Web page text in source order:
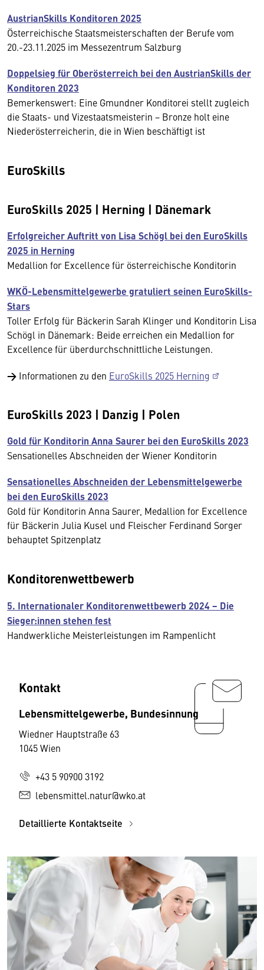
AustrianSkills Konditoren 2025
Österreichische Staatsmeisterschaften der Berufe vom
20.-23.11.2025 im Messezentrum Salzburg
Doppelsieg für Oberösterreich bei den AustrianSkills der
Konditoren 2023
Bemerkenswert: Eine Gmundner Konditorei stellt zugleich
die Staats- und Vizestaatsmeisterin − Bronze holt eine
Niederösterreicherin, die in Wien beschäftigt ist
EuroSkills
EuroSkills 2025 | Herning | Dänemark
Erfolgreicher Auftritt von Lisa Schögl bei den EuroSkills
2025 in Herning
Medallion for Excellence für österreichische Konditorin
WKÖ-Lebensmittelgewerbe gratuliert seinen EuroSkills-
Stars
Toller Erfolg für Bäckerin Sarah Klinger und Konditorin Lisa
Schögl in Dänemark: Beide erreichen ein Medallion for
Excellence für überdurchschnittliche Leistungen.
→ Informationen zu den EuroSkills 2025 Herning
EuroSkills 2023 | Danzig | Polen
Gold für Konditorin Anna Saurer bei den EuroSkills 2023
Sensationelles Abschneiden der Wiener Konditorin
Sensationelles Abschneiden der Lebensmittelgewerbe
bei den EuroSkills 2023
Gold für Konditorin Anna Saurer, Medallion for Excellence
für Bäckerin Julia Kusel und Fleischer Ferdinand Sorger
behauptet Spitzenplatz
Konditorenwettbewerb
5. Internationaler Konditorenwettbewerb 2024 − Die
Sieger:innen stehen fest
Handwerkliche Meisterleistungen im Rampenlicht
Kontakt
Lebensmittelgewerbe, Bundesinnung
Wiedner Hauptstraße 63
1045 Wien
+43 5 90900 3192
lebensmittel.natur@wko.at
Detaillierte Kontaktseite